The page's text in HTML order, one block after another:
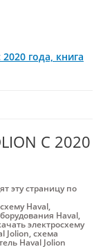
года, книга
С 2020
эту страницу по
Haval,
Haval,
электросхему
Jolion,схема
Haval Jolion